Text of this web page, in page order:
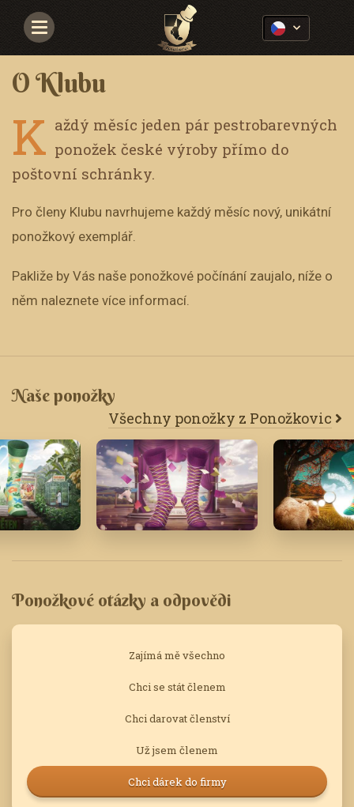
Navigace
O Klubu
K aždý měsíc jeden pár pestrobarevných
ponožek české výroby přímo do
poštovní schránky.
Pro členy Klubu navrhujeme každý měsíc nový, unikátní
ponožkový exemplář.
Pakliže by Vás naše ponožkové počínání zaujalo, níže o
něm naleznete více informací.
Naše ponožky
Všechny ponožky z Ponožkovic
Ponožkové otázky a odpovědi
Zajímá mě všechno
Chci se stát členem
Chci darovat členství
Už jsem členem
Chci dárek do firmy